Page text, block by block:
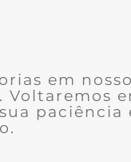
em nosso
paciência